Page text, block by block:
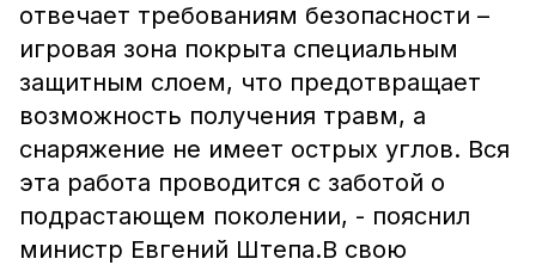
отвечает требованиям безопасности –
игровая зона покрыта специальным
защитным слоем, что предотвращает
возможность получения травм, а
снаряжение не имеет острых углов. Вся
эта работа проводится с заботой о
подрастающем поколении, - пояснил
министр Евгений Штепа.В свою